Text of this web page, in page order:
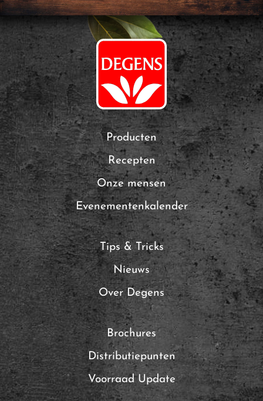
Producten
Recepten
Onze mensen
Evenementenkalender
Tips & Tricks
Nieuws
Over Degens
Brochures
Distributiepunten
Voorraad Update